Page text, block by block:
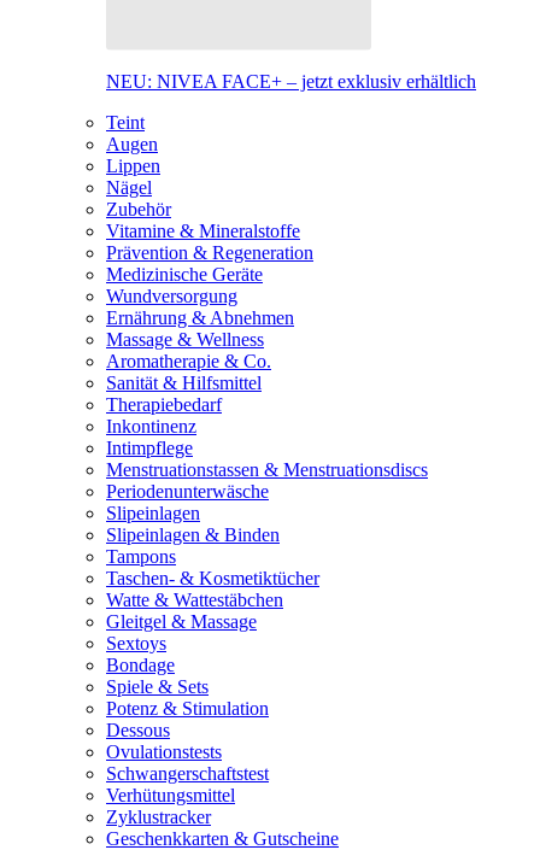
NEU: NIVEA FACE+ – jetzt exklusiv erhältlich
Teint
Augen
Lippen
Nägel
Zubehör
Vitamine & Mineralstoffe
Prävention & Regeneration
Medizinische Geräte
Wundversorgung
Ernährung & Abnehmen
Massage & Wellness
Aromatherapie & Co.
Sanität & Hilfsmittel
Therapiebedarf
Inkontinenz
Intimpflege
Menstruationstassen & Menstruationsdiscs
Periodenunterwäsche
Slipeinlagen
Slipeinlagen & Binden
Tampons
Taschen- & Kosmetiktücher
Watte & Wattestäbchen
Gleitgel & Massage
Sextoys
Bondage
Spiele & Sets
Potenz & Stimulation
Dessous
Ovulationstests
Schwangerschaftstest
Verhütungsmittel
Zyklustracker
Geschenkkarten & Gutscheine